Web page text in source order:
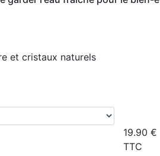
et cristaux naturels
19.90 €
TTC